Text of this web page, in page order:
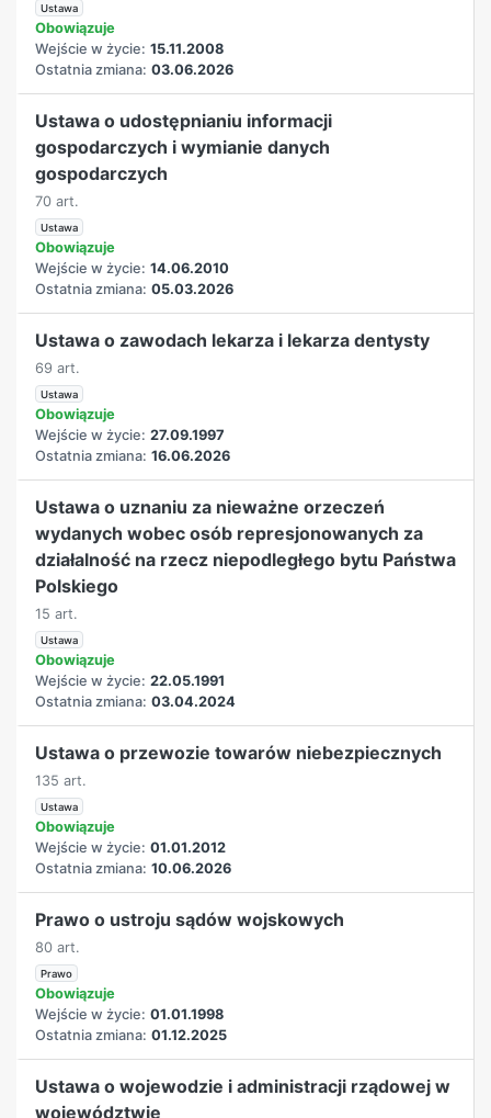
Ustawa
Obowiązuje
Wejście w życie: 15.11.2008
Ostatnia zmiana: 03.06.2026
Ustawa o udostępnianiu informacji
gospodarczych i wymianie danych
gospodarczych
70 art.
Ustawa
Obowiązuje
Wejście w życie: 14.06.2010
Ostatnia zmiana: 05.03.2026
Ustawa o zawodach lekarza i lekarza dentysty
69 art.
Ustawa
Obowiązuje
Wejście w życie: 27.09.1997
Ostatnia zmiana: 16.06.2026
Ustawa o uznaniu za nieważne orzeczeń
wydanych wobec osób represjonowanych za
działalność na rzecz niepodległego bytu Państwa
Polskiego
15 art.
Ustawa
Obowiązuje
Wejście w życie: 22.05.1991
Ostatnia zmiana: 03.04.2024
Ustawa o przewozie towarów niebezpiecznych
135 art.
Ustawa
Obowiązuje
Wejście w życie: 01.01.2012
Ostatnia zmiana: 10.06.2026
Prawo o ustroju sądów wojskowych
80 art.
Prawo
Obowiązuje
Wejście w życie: 01.01.1998
Ostatnia zmiana: 01.12.2025
Ustawa o wojewodzie i administracji rządowej w
województwie